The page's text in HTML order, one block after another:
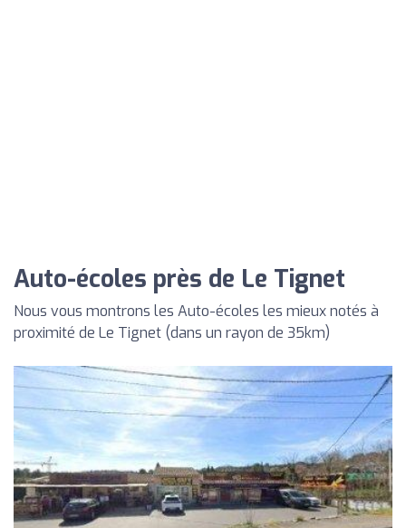
Auto-écoles près de Le Tignet
Nous vous montrons les Auto-écoles les mieux notés à
proximité de Le Tignet (dans un rayon de 35km)